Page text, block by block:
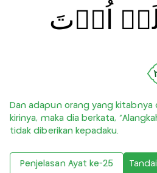
لَمۡ اُوۡتَ
Dan adapun orang yang kitabnya
kirinya, maka dia berkata,
tidak diberikan kepadaku.
Penjelasan Ayat ke-25